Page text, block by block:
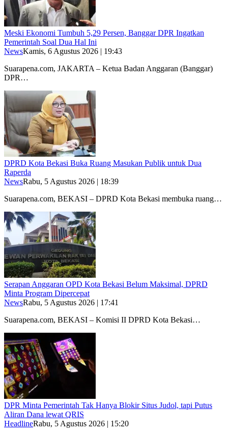
Meski Ekonomi Tumbuh 5,29 Persen, Banggar DPR Ingatkan
Pemerintah Soal Dua Hal Ini
NewsKamis, 6 Agustus 2026 | 19:43
Suarapena.com, JAKARTA – Ketua Badan Anggaran (Banggar)
DPR…
DPRD Kota Bekasi Buka Ruang Masukan Publik untuk Dua
Raperda
NewsRabu, 5 Agustus 2026 | 18:39
Suarapena.com, BEKASI – DPRD Kota Bekasi membuka ruang…
Serapan Anggaran OPD Kota Bekasi Belum Maksimal, DPRD
Minta Program Dipercepat
NewsRabu, 5 Agustus 2026 | 17:41
Suarapena.com, BEKASI – Komisi II DPRD Kota Bekasi…
DPR Minta Pemerintah Tak Hanya Blokir Situs Judol, tapi Putus
Aliran Dana lewat QRIS
HeadlineRabu, 5 Agustus 2026 | 15:20